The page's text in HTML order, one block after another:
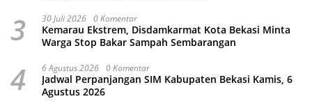
3 30 Juli 2026 0 Komentar
Kemarau Ekstrem, Disdamkarmat Kota Bekasi Minta
Warga Stop Bakar Sampah Sembarangan
4 6 Agustus 2026 0 Komentar
Jadwal Perpanjangan SIM Kabupaten Bekasi Kamis, 6
Agustus 2026